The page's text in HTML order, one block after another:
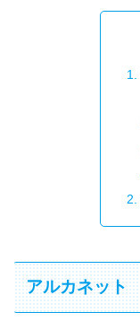
アルカネット